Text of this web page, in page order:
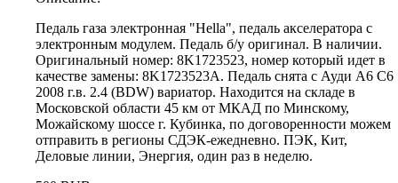
Педаль газа электронная "Hella", педаль акселератора с
электронным модулем. Педаль б/у оригинал. В наличии.
Оригинальный номер: 8K1723523, номер который идет в
качестве замены: 8K1723523A. Педаль снята с Ауди А6 С6
2008 г.в. 2.4 (BDW) вариатор. Находится на складе в
Московской области 45 км от МКАД по Минскому,
Можайскому шоссе г. Кубинка, по договоренности можем
отправить в регионы СДЭК-ежедневно. ПЭК, Кит,
Деловые линии, Энергия, один раз в неделю.